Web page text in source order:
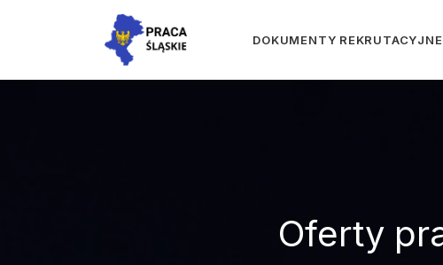
DOKUMENTY REKRUTACYJNE
Oferty